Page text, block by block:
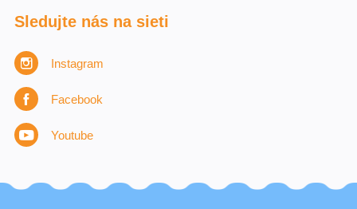
Sledujte nás na sieti
Instagram
Facebook
Youtube